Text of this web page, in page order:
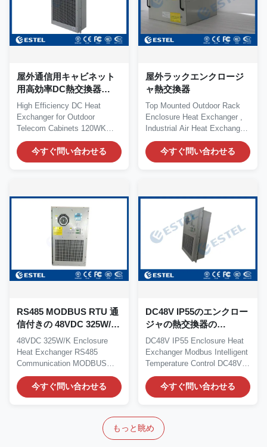
屋外通信用キャビネット
用高効率DC熱交換器
120WK熱容量
High Efficiency DC Heat
Exchanger for Outdoor
Telecom Cabinets 120WK
Heat Capacity Product...
今すぐ問い合わせる
屋外ラックエンクロージ
ャ熱交換器
Top Mounted Outdoor Rack
Enclosure Heat Exchanger ,
Industrial Air Heat Exchanger
Quick Details:...
今すぐ問い合わせる
RS485 MODBUS RTU 通
信付きの 48VDC 325W/K
室内熱交換器
48VDC 325W/K Enclosure
Heat Exchanger RS485
Communication MODBUS
RTU Protocol Heat Exchanger
The...今すぐ問い合わせる
DC48V IP55のエンクロー
ジャの熱交換器の
Modbusの理性的な温度
調整
DC48V IP55 Enclosure Heat
Exchanger Modbus Intelligent
Temperature Control DC48V
IP55 150W/K LCD...
今すぐ問い合わせる
もっと眺め